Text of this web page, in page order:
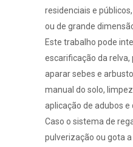
residenciais e
ou de grande
Este trabalho pode
escarificação da relva,
aparar sebes e
manual do solo,
aplicação de adubos
Caso o sistema de
pulverização ou gota